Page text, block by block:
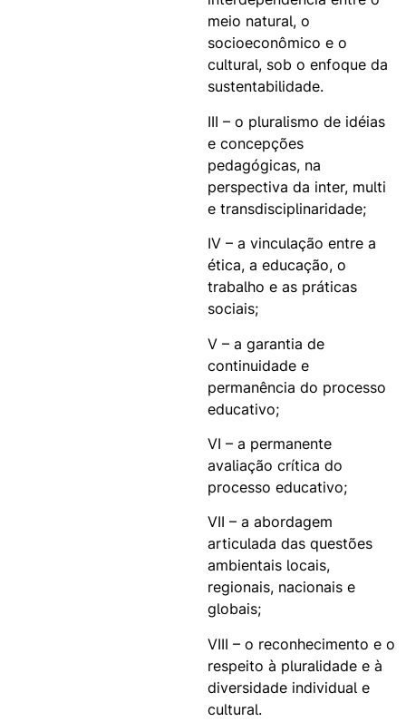
meio natural, o
socioeconômico e o
cultural, sob o enfoque da
sustentabilidade.
III – o pluralismo de idéias
e concepções
pedagógicas, na
perspectiva da inter, multi
e transdisciplinaridade;
IV – a vinculação entre a
ética, a educação, o
trabalho e as práticas
sociais;
V – a garantia de
continuidade e
permanência do processo
educativo;
VI – a permanente
avaliação crítica do
processo educativo;
VII – a abordagem
articulada das questões
ambientais locais,
regionais, nacionais e
globais;
VIII – o reconhecimento e o
respeito à pluralidade e à
diversidade individual e
cultural.